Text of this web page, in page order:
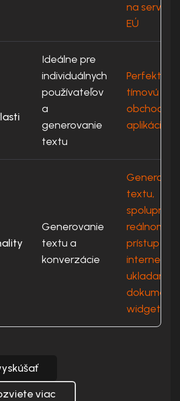
na
EÚ
Ideálne pre
individuálnych
používateľov
a
generovanie
textu
Perfektné
tímovú
obchodné
aplikácie
Generovanie
textu a
konverzácie
textu,
reálnom
prístup k
internetu,
ukladanie
widgety
viac